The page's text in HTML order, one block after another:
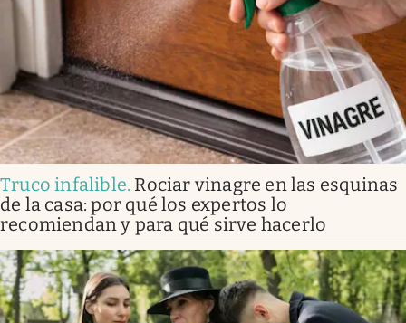
Truco infalible. Rociar vinagre en las esquinas
de la casa: por qué los expertos lo
recomiendan y para qué sirve hacerlo